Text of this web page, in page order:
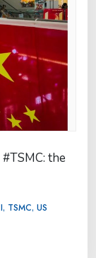
the
, TSMC, US